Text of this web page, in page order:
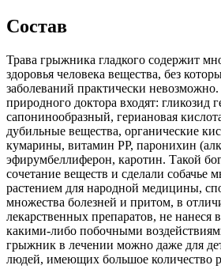
Состав
Трава грыжника гладкого содержит
здоровья человека вещества, без
заболеваний практически невозможно.
природного доктора входят: гликозид
сапонинообразный, гериановая
дубильные вещества, органические
кумарины, витамин РР, паронихин
эфирумбеллиферон, каротин. Такой
сочетание веществ и сделали собачье
растением для народной медицины,
множества болезней и притом, в
лекарственных препаратов, не нанеся
какими-либо побочными
грыжник в лечении можно даже для
людей, имеющих большое количество